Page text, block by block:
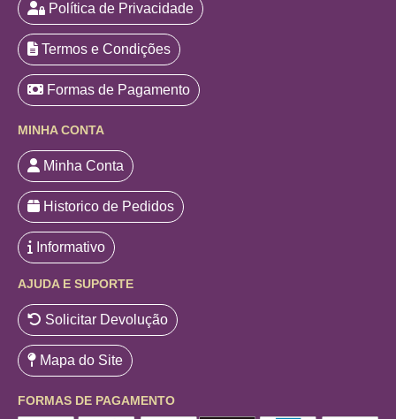
Política de Privacidade
Termos e Condições
Formas de Pagamento
MINHA CONTA
Minha Conta
Historico de Pedidos
Informativo
AJUDA E SUPORTE
Solicitar Devolução
Mapa do Site
FORMAS DE PAGAMENTO